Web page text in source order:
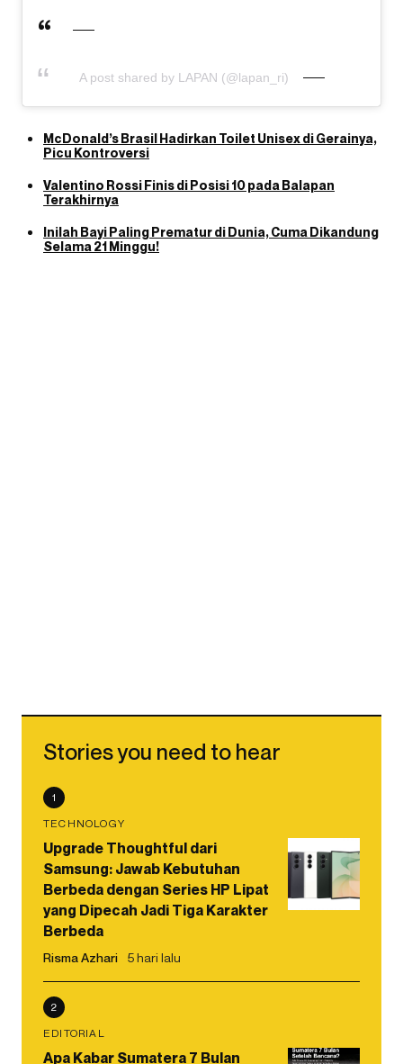
A post shared by LAPAN (@lapan_ri)
McDonald’s Brasil Hadirkan Toilet Unisex di Gerainya,
Picu Kontroversi
Valentino Rossi Finis di Posisi 10 pada Balapan
Terakhirnya
Inilah Bayi Paling Prematur di Dunia, Cuma Dikandung
Selama 21 Minggu!
Stories you need to hear
1
TECHNOLOGY
Upgrade Thoughtful dari
Samsung: Jawab Kebutuhan
Berbeda dengan Series HP Lipat
yang Dipecah Jadi Tiga Karakter
Berbeda
Risma Azhari 5 hari lalu
2
EDITORIAL
Apa Kabar Sumatera 7 Bulan